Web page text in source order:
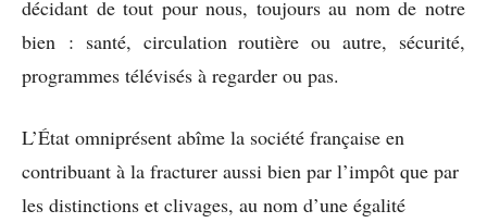
décidant de tout pour nous, toujours au nom de notre
bien : santé, circulation routière ou autre, sécurité,
programmes télévisés à regarder ou pas.
L’État omniprésent abîme la société française en
contribuant à la fracturer aussi bien par l’impôt que par
les distinctions et clivages, au nom d’une égalité